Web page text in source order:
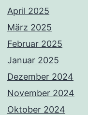
April 2025
März 2025
Februar 2025
Januar 2025
Dezember 2024
November 2024
Oktober 2024